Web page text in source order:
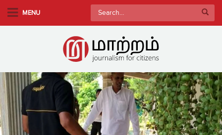
m
n
c
MENU
Search
for: